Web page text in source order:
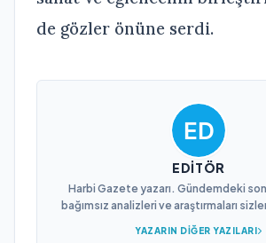
de gözler önüne serdi.
EDITÖR
Harbi Gazete yazarı. Gündemdeki
bağımsız analizleri ve araştırmaları
YAZARIN DIĞER YAZILARI